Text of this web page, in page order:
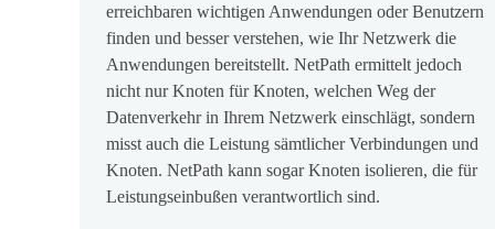
erreichbaren wichtigen Anwendungen oder Benutzern
finden und besser verstehen, wie Ihr Netzwerk die
Anwendungen bereitstellt. NetPath ermittelt jedoch
nicht nur Knoten für Knoten, welchen Weg der
Datenverkehr in Ihrem Netzwerk einschlägt, sondern
misst auch die Leistung sämtlicher Verbindungen und
Knoten. NetPath kann sogar Knoten isolieren, die für
Leistungseinbußen verantwortlich sind.